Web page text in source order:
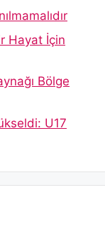
Hayat İçin
Bölge
U17